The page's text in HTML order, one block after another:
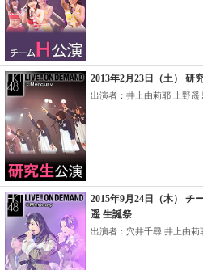
2013年2月23日（土） 研
出演者：井上由莉耶 上野遥
2015年9月24日（木） チ
遥 生誕祭
出演者：穴井千尋 井上由莉